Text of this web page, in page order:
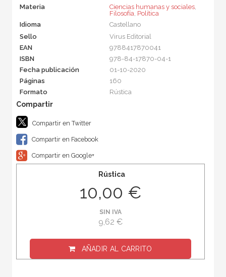
Materia
Ciencias humanas y sociales,
Filosofía Política
Idioma
Castellano
Sello
Virus Editorial
EAN
9788417870041
ISBN
978-84-17870-04-1
Fecha publicación
01-10-2020
Páginas
160
Formato
Rústica
Compartir en Twitter
Compartir en Facebook
Compartir en Google+
Rústica
10,00 €
SIN IVA
9,62 €
AÑADIR AL CARRITO